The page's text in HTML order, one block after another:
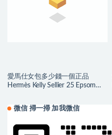
愛馬仕女包多少錢一個正品
Hermès Kelly Sellier 25 Epsom
微信 掃一掃 加我微信